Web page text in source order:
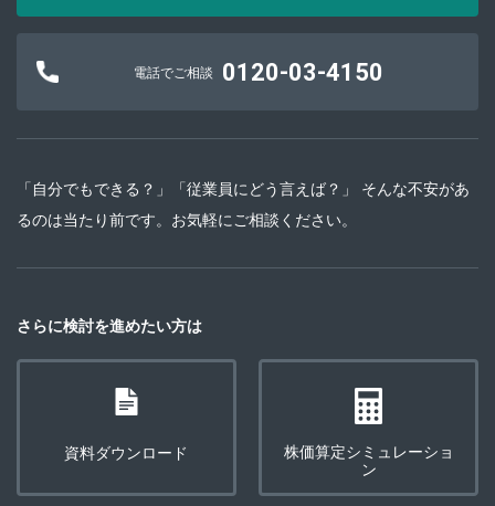
電話でご相談 0120-03-4150
「自分でもできる？」「従業員にどう言えば？」 そんな不安があ
るのは当たり前です。お気軽にご相談ください。
さらに検討を進めたい方は
資料ダウンロード
株価算定シミュレーショ
ン